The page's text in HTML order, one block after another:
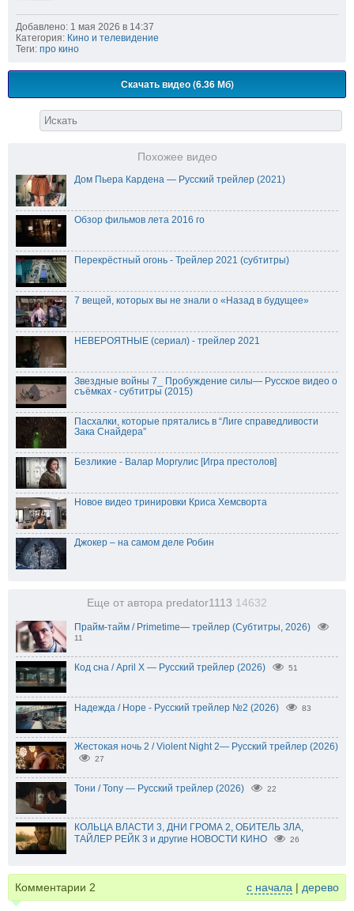
Добавлено: 1 мая 2026 в 14:37
Категория: Кино и телевидение
Теги: про кино
Скачать видео (6.36 Мб)
Похожее видео
Дом Пьера Кардена — Русский трейлер (2021)
Обзор фильмов лета 2016 го
Перекрёстный огонь - Трейлер 2021 (субтитры)
7 вещей, которых вы не знали о «Назад в будущее»
НЕВЕРОЯТНЫЕ (сериал) - трейлер 2021
Звездные войны 7_ Пробуждение силы— Русское видео о
съёмках - субтитры (2015)
Пасхалки, которые прятались в “Лиге справедливости
Зака Снайдера”
Безликие - Валар Моргулис [Игра престолов]
Новое видео тринировки Криса Хемсворта
Джокер – на самом деле Робин
Еще от автора predator1113 14632
Прайм-тайм / Primetime— трейлер (Субтитры, 2026)
11
Код сна / April X — Русский трейлер (2026) 51
Надежда / Hope - Русский трейлер №2 (2026) 83
Жестокая ночь 2 / Violent Night 2— Русский трейлер (2026)
27
Тони / Tony — Русский трейлер (2026) 22
КОЛЬЦА ВЛАСТИ 3, ДНИ ГРОМА 2, ОБИТЕЛЬ ЗЛА,
ТАЙЛЕР РЕЙК 3 и другие НОВОСТИ КИНО
26
Комментарии 2 с начала | дерево